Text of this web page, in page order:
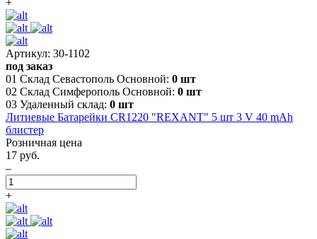
Артикул: 30-1102
под заказ
01 Склад Севастополь Основной: 0 шт
02 Склад Симферополь Основной: 0 шт
03 Удаленный склад: 0 шт
Литиевые Батарейки CR1220 "REXANT" 5 шт 3 V 40 mAh
блистер
Розничная цена
17 руб.
–
+